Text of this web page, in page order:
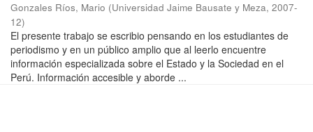
Gonzales Ríos, Mario (Universidad Jaime Bausate y Meza, 2007-
12)
El presente trabajo se escribio pensando en los estudiantes de
periodismo y en un público amplio que al leerlo encuentre
información especializada sobre el Estado y la Sociedad en el
Perú. Información accesible y aborde ...